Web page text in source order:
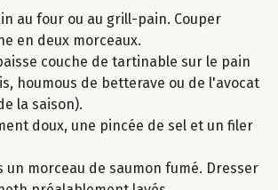
au four ou au grill-pain. Couper
en deux morceaux.
couche de tartinable sur le pain
houmous de betterave ou de l'avocat
la saison).
doux, une pincée de sel et un filer
un morceau de saumon fumé. Dresser